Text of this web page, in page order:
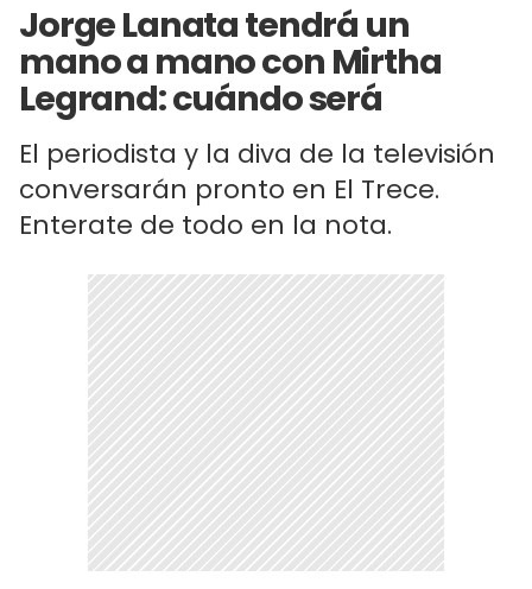
Jorge Lanata tendrá un
mano a mano con Mirtha
Legrand: cuándo será
El periodista y la diva de la televisión
conversarán pronto en El Trece.
Enterate de todo en la nota.